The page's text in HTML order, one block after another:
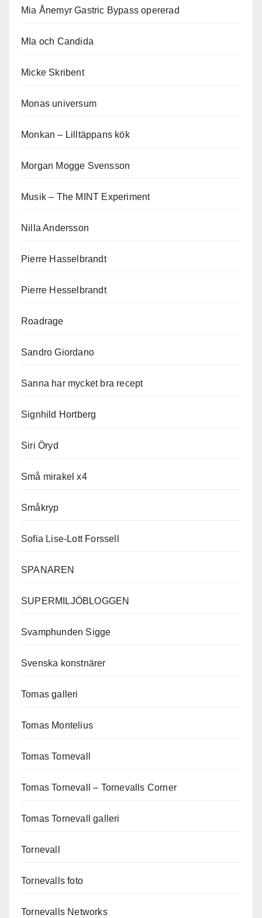
Mia Ånemyr Gastric Bypass opererad
MIa och Candida
Micke Skribent
Monas universum
Monkan – Lilltäppans kök
Morgan Mogge Svensson
Musik – The MINT Experiment
Nilla Andersson
Pierre Hasselbrandt
Pierre Hesselbrandt
Roadrage
Sandro Giordano
Sanna har mycket bra recept
Signhild Hortberg
Siri Öryd
Små mirakel x4
Småkryp
Sofia Lise-Lott Forssell
SPANAREN
SUPERMILJÖBLOGGEN
Svamphunden Sigge
Svenska konstnärer
Tomas galleri
Tomas Montelius
Tomas Tornevall
Tomas Tornevall – Tornevalls Corner
Tomas Tornevall galleri
Tornevall
Tornevalls foto
Tornevalls Networks